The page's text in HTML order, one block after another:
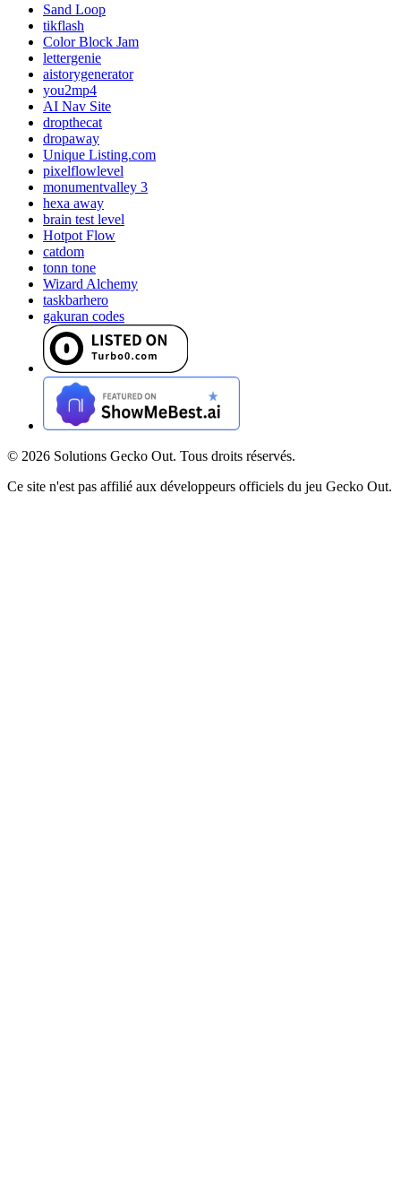
Sand Loop
tikflash
Color Block Jam
lettergenie
aistorygenerator
you2mp4
AI Nav Site
dropthecat
dropaway
Unique Listing.com
pixelflowlevel
monumentvalley 3
hexa away
brain test level
Hotpot Flow
catdom
tonn tone
Wizard Alchemy
taskbarhero
gakuran codes
© 2026 Solutions Gecko Out. Tous droits réservés.
Ce site n'est pas affilié aux développeurs officiels du jeu Gecko Out.